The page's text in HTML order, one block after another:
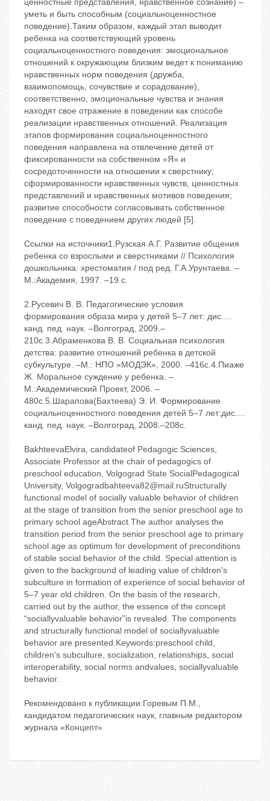
Ссылки на источники1.Рузская А.Г. Развитие общения
ребенка со взрослыми и сверстниками // Психология
дошкольника: хрестоматия / под ред. Г.А.Урунтаева. –
М.:Академия, 1997. –19 с.
2.Русевич В. В. Педагогические условия
формирования образа мира у детей 5–7 лет: дис.…
канд. пед. наук. –Волгоград, 2009.–
210с.3.Абраменкова В. В. Социальная психология
детства: развитие отношений ребенка в детской
субкультуре. –М.: НПО «МОДЭК», 2000. –416с.4.Пиаже
Ж. Моральное суждение у ребенка. –
М.:Академический Проект, 2006. –
480с.5.Шарапова(Бахтеева) Э. И. Формирование
социальноценностного поведения детей 5–7 лет:дис.…
канд. пед. наук. –Волгоград, 2008.–208с.
BakhteevaElvira, candidateof Pedagogic Sciences,
Associate Professor at the chair of pedagogics of
preschool education, Volgograd State SocialPedagogical
University, Volgogradbahteeva82@mail.ruStructurally
functional model of socially valuable behavior of children
at the stage of transition from the senior preschool age to
primary school ageAbstract.The author analyses the
transition period from the senior preschool age to primary
school age as optimum for development of preconditions
of stable social behavior of the child. Special attention is
given to the background of leading value of children's
subculture in formation of experience of social behavior of
5–7 year old children. On the basis of the research,
carried out by the author, the essence of the concept
“sociallyvaluable behavior”is revealed. The components
and structurally functional model of sociallyvaluable
behavior are presented.Keywords:preschool child,
children's subculture, socialization, relationships, social
interoperability, social norms andvalues, sociallyvaluable
behavior.
Рекомендовано к публикации:Горевым П.М.,
кандидатом педагогических наук, главным редактором
журнала «Концепт»